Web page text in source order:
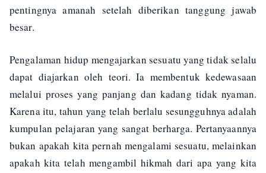
pentingnya amanah setelah diberikan tanggung jawab
besar.
Pengalaman hidup mengajarkan sesuatu yang tidak selalu
dapat diajarkan oleh teori. Ia membentuk kedewasaan
melalui proses yang panjang dan kadang tidak nyaman.
Karena itu, tahun yang telah berlalu sesungguhnya adalah
kumpulan pelajaran yang sangat berharga. Pertanyaannya
bukan apakah kita pernah mengalami sesuatu, melainkan
apakah kita telah mengambil hikmah dari apa yang kita